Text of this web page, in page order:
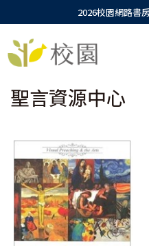
2026校園網路書
聖言資源中心